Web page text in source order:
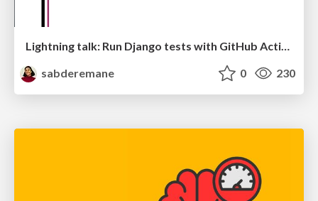
Lightning talk: Run Django tests with GitHub Actions
sabderemane
0 230